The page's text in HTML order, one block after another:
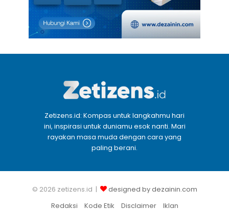
Zetizens.id: Kompas untuk langkahmu hari
ini, inspirasi untuk duniamu esok nanti. Mari
rayakan masa muda dengan cara yang
paling berani.
© 2026 zetizens.id |
designed by dezainin.com
Redaksi
Kode Etik Disclaimer Iklan